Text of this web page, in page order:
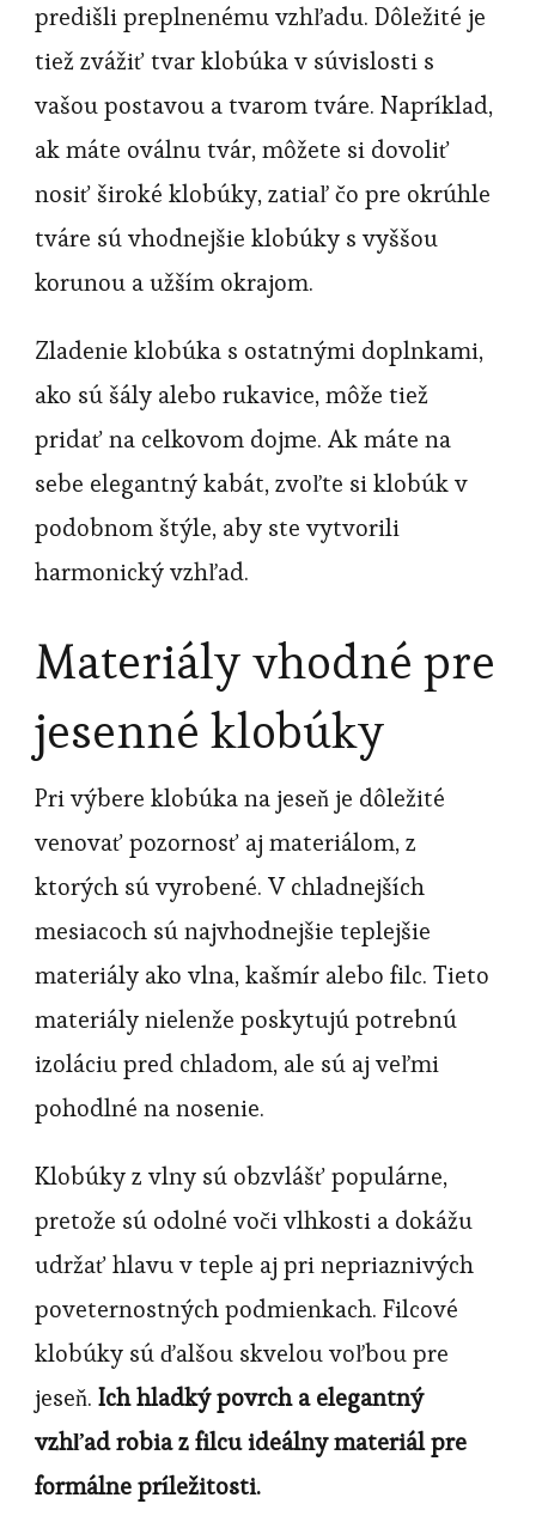
predišli preplnenému vzhľadu. Dôležité je
tiež zvážiť tvar klobúka v súvislosti s
vašou postavou a tvarom tváre. Napríklad,
ak máte oválnu tvár, môžete si dovoliť
nosiť široké klobúky, zatiaľ čo pre okrúhle
tváre sú vhodnejšie klobúky s vyššou
korunou a užším okrajom.
Zladenie klobúka s ostatnými doplnkami,
ako sú šály alebo rukavice, môže tiež
pridať na celkovom dojme. Ak máte na
sebe elegantný kabát, zvoľte si klobúk v
podobnom štýle, aby ste vytvorili
harmonický vzhľad.
Materiály vhodné pre
jesenné klobúky
Pri výbere klobúka na jeseň je dôležité
venovať pozornosť aj materiálom, z
ktorých sú vyrobené. V chladnejších
mesiacoch sú najvhodnejšie teplejšie
materiály ako vlna, kašmír alebo filc. Tieto
materiály nielenže poskytujú potrebnú
izoláciu pred chladom, ale sú aj veľmi
pohodlné na nosenie.
Klobúky z vlny sú obzvlášť populárne,
pretože sú odolné voči vlhkosti a dokážu
udržať hlavu v teple aj pri nepriaznivých
poveternostných podmienkach. Filcové
klobúky sú ďalšou skvelou voľbou pre
jeseň. Ich hladký povrch a elegantný
vzhľad robia z filcu ideálny materiál pre
formálne príležitosti.